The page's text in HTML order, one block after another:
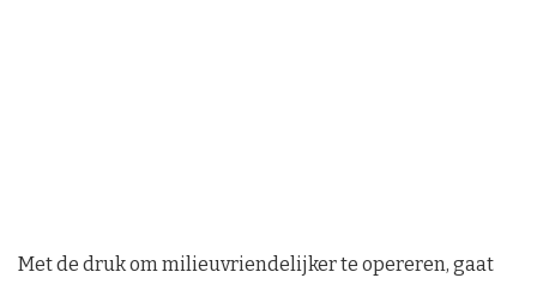
Met de druk om milieuvriendelijker te opereren, gaat